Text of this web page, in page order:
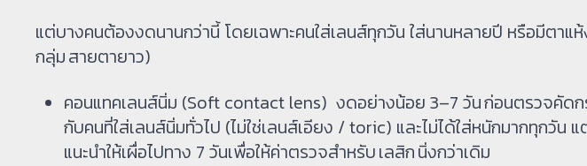
แต่บางคนต้องงดนานกว่านี้ โดยเฉพาะคนใส่เลนส์ทุกวัน ใส่นานหลายปี หรือมีตาแ
กลุ่ม สายตายาว)
คอนแทคเลนส์นิ่ม (Soft contact lens) งดอย่างน้อย 3–7 วัน ก่อนตรวจคัดก
กับคนที่ใส่เลนส์นิ่มทั่วไป (ไม่ใช่เลนส์เอียง / toric) และไม่ได้ใส่หนักมากทุกวัน
แนะนำให้เผื่อไปทาง 7 วันเพื่อให้ค่าตรวจสำหรับ เลสิก นิ่งกว่าเดิม